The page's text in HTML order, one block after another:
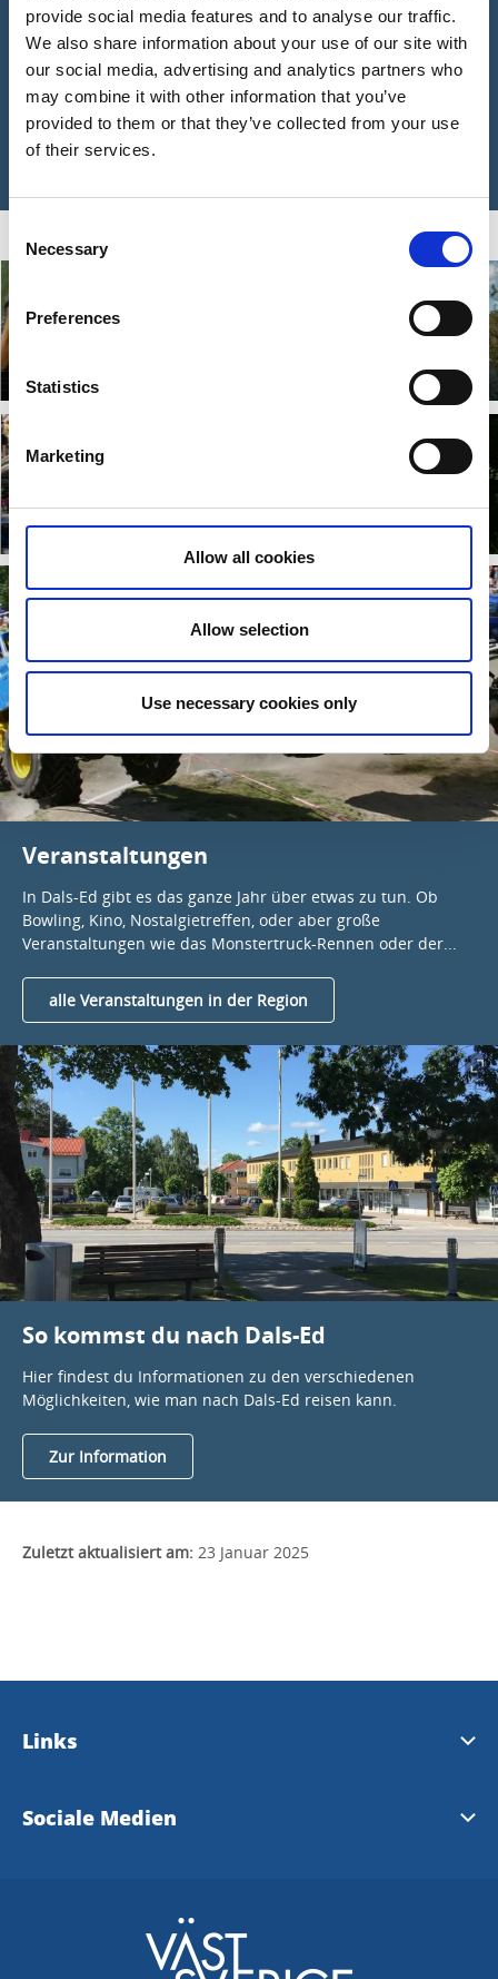
provide social media features and to analyse our traffic.
We also share information about your use of our site with
our social media, advertising and analytics partners who
may combine it with other information that you’ve
provided to them or that they’ve collected from your use
of their services.
Selection
Necessary
Preferences
Statistics
Marketing
Allow all cookies
Allow selection
Use necessary cookies only
Wandern & Natur
Hier finden Sie Informationen über Naturreservate, den
Nationalpark Tresticklan und wo man sonst noch wandern
kann.
Weiterlesen
Motorenmuseum
Wandern & Radeln
Veranstaltungen
In Dals-Ed gibt es das ganze Jahr über etwas zu tun. Ob
Bowling, Kino, Nostalgietreffen, oder aber große
Veranstaltungen wie das Monstertruck-Rennen oder der...
alle Veranstaltungen in der Region
So kommst du nach Dals-Ed
Hier findest du Informationen zu den verschiedenen
Möglichkeiten, wie man nach Dals-Ed reisen kann.
Zur Information
Zuletzt aktualisiert am: 23 Januar 2025
Links
Dals Eds Touristinformation
Sociale Medien
Facebook Visit Dals-Ed